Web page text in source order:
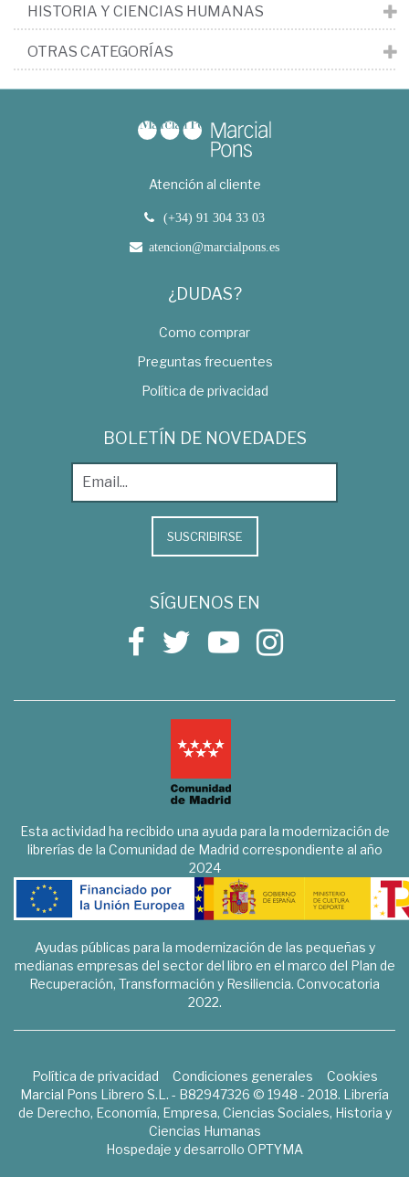
HISTORIA Y CIENCIAS HUMANAS
OTRAS CATEGORÍAS
Atención al cliente
(+34) 91 304 33 03
atencion@marcialpons.es
¿DUDAS?
Como comprar
Preguntas frecuentes
Política de privacidad
BOLETÍN DE NOVEDADES
SUSCRIBIRSE
SÍGUENOS EN
Esta actividad ha recibido una ayuda para la modernización de
librerías de la Comunidad de Madrid correspondiente al año
2024
Ayudas públicas para la modernización de las pequeñas y
medianas empresas del sector del libro en el marco del Plan de
Recuperación, Transformación y Resiliencia. Convocatoria
2022.
Política de privacidad Condiciones generales
Cookies
Marcial Pons Librero S.L. - B82947326 © 1948 - 2018. Librería
de Derecho, Economía, Empresa, Ciencias Sociales, Historia y
Ciencias Humanas
Hospedaje y desarrollo OPTYMA